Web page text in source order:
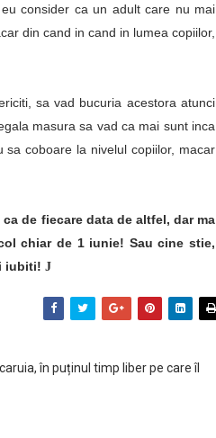
consider ca un adult care nu mai
din cand in cand in lumea copiilor,
sa vad bucuria acestora atunci
masura sa vad ca mai sunt inca
coboare la nivelul copiilor, macar
de fiecare data de altfel, dar ma
chiar de 1 iunie! Sau cine stie,
iubiti! J
în puținul timp liber pe care îl